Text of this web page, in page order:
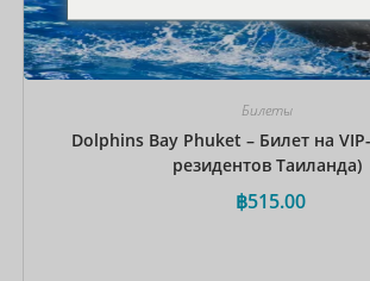
Билеты
Dolphins Bay Phuket – Билет на
резидентов Таиланда)
฿515.00